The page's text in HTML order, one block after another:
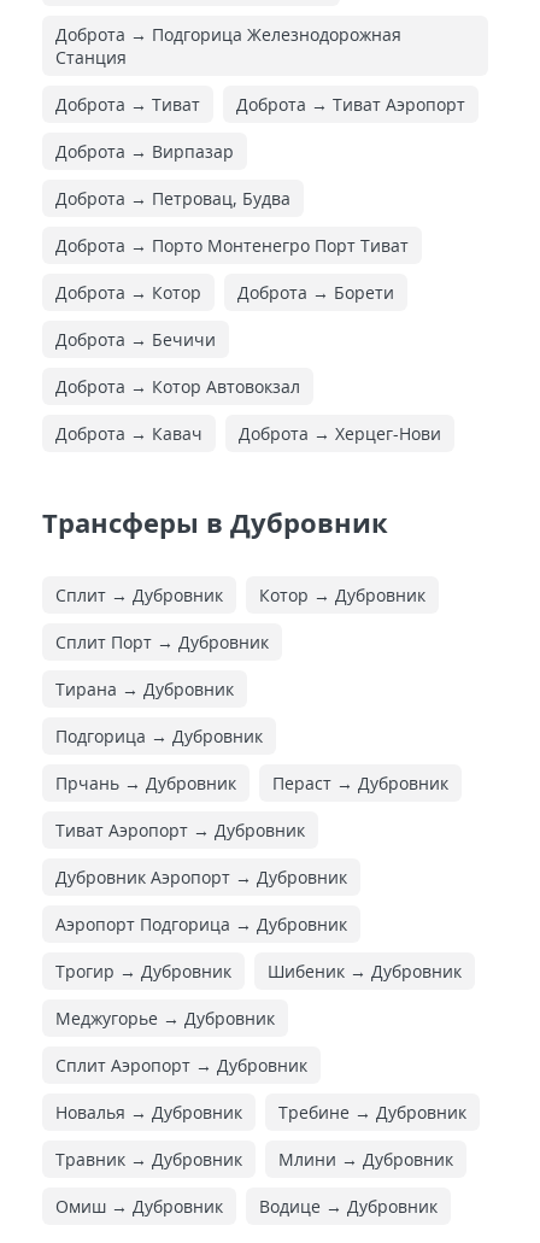
Доброта → Подгорица Железнодорожная
Cтанция
Доброта → Тиват Доброта → Тиват Аэропорт
Доброта → Вирпазар
Доброта → Петровац, Будва
Доброта → Порто Монтенегро Порт Тиват
Доброта → Котор Доброта → Борети
Доброта → Бечичи
Доброта → Котор Автовокзал
Доброта → Кавач Доброта → Херцег-Нови
Трансферы в Дубровник
Сплит → Дубровник Котор → Дубровник
Сплит Порт → Дубровник
Тирана → Дубровник
Подгорица → Дубровник
Прчань → Дубровник Пераст → Дубровник
Тиват Аэропорт → Дубровник
Дубровник Аэропорт → Дубровник
Аэропорт Подгорица → Дубровник
Трогир → Дубровник Шибеник → Дубровник
Меджугорье → Дубровник
Сплит Аэропорт → Дубровник
Новалья → Дубровник Требине → Дубровник
Травник → Дубровник Млини → Дубровник
Омиш → Дубровник Водице → Дубровник